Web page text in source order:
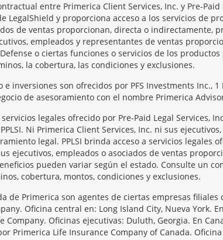
entre Primerica Client Services, Inc. y Pre-
LegalShield y proporciona acceso a los servicios
de ventas proporcionan, directa o
empleados y representantes de ventas
o ciertas funciones o servicios de los
la cobertura, las condiciones y exclusiones.
inversiones son ofrecidos por PFS Investments Inc.,
de asesoramiento con el nombre Primerica
legales ofrecido por Pre-Paid Legal Services,
Ni Primerica Client Services, Inc. ni sus
legal. PPLSI brinda acceso a servicios
ejecutivos, empleados o asociados de ventas
pueden variar según el estado. Consulte un
cobertura, montos, condiciones y exclusiones.
de Primerica son agentes de ciertas empresas
Oficina central en: Long Island City, Nueva York.
Oficinas ejecutivas: Duluth, Georgia. En
Primerica Life Insurance Company of Canada.